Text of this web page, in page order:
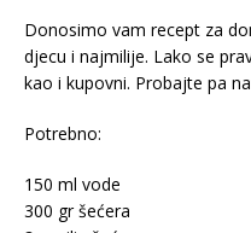
Donosimo vam recept za
djecu i najmilije. Lako se
kao i kupovni. Probajte pa
Potrebno:
150 ml vode
300 gr šećera